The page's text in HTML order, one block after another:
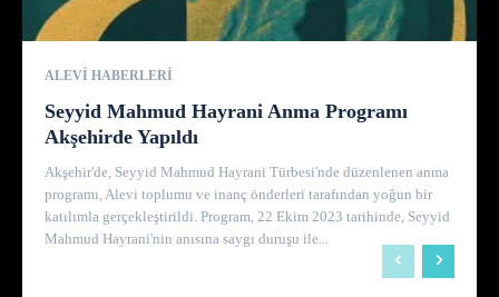
ALEVI HABERLERI
Seyyid Mahmud Hayrani Anma Programı
Akşehirde Yapıldı
Akşehir'de, Seyyid Mahmud Hayrani Türbesi'nde düzenlenen anma
programı, Alevi toplumu ve inanç önderleri tarafından yoğun bir
katılımla gerçekleştirildi. Program, 22 Ekim 2023 tarihinde, Seyyid
Mahmud Hayrani'nin anısına saygı duruşu ile...